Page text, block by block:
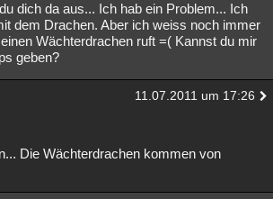
dich da aus... Ich hab ein Problem... Ich
dem Drachen. Aber ich weiss noch immer
Wächterdrachen ruft =( Kannst du mir
geben?
11.07.2011 um 17:26
Die Wächterdrachen kommen von